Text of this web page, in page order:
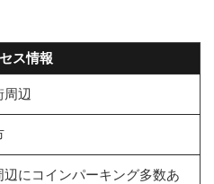
ス情報
辺
にコインパーキング多数あ